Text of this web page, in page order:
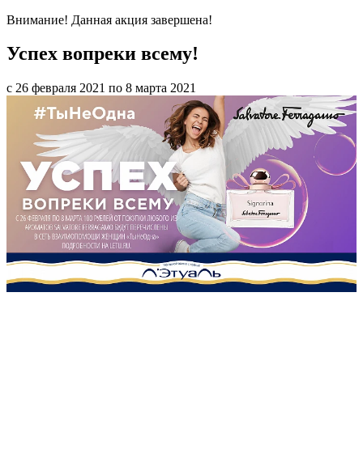
Внимание! Данная акция завершена!
Успех вопреки всему!
с 26 февраля 2021 по 8 марта 2021